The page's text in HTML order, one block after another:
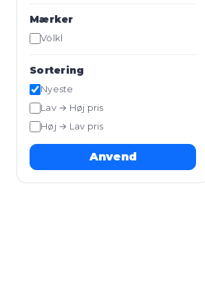
Mærker
Völkl
Sortering
Nyeste
Lav → Høj pris
Høj → Lav pris
Anvend